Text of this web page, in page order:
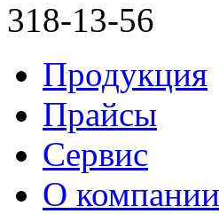
318-13-56
Продукция
Прайсы
Сервис
О компании